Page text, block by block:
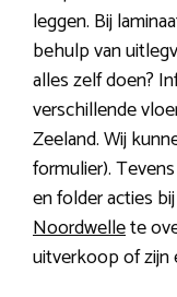
leggen. Bij
behulp van
alles zelf doen?
verschillende
Zeeland. Wij
formulier).
en folder acties
Noordwellete
uitverkoop of zijn